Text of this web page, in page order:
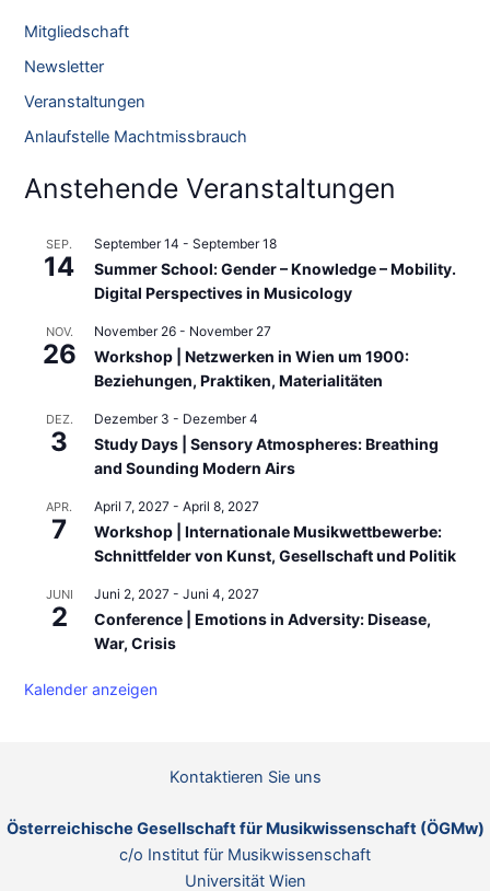
c
h
Mitgliedschaft
Newsletter
Veranstaltungen
Anlaufstelle Machtmissbrauch
Anstehende Veranstaltungen
SEP.
14
September 14 -September 18
Summer School: Gender – Knowledge – Mobility.
Digital Perspectives in Musicology
NOV.
26
November 26 - November 27
Workshop | Netzwerken in Wien um 1900:
Beziehungen, Praktiken, Materialitäten
DEZ.
3
Dezember 3 - Dezember 4
Study Days | Sensory Atmospheres: Breathing
and Sounding Modern Airs
APR.
7
April 7, 2027 -April 8, 2027
Workshop | Internationale Musikwettbewerbe:
Schnittfelder von Kunst, Gesellschaft und Politik
JUNI
2
Juni 2, 2027 -Juni 4, 2027
Conference | Emotions in Adversity: Disease,
War, Crisis
Kalender anzeigen
Kontaktieren Sie uns
Österreichische Gesellschaft für Musikwissenschaft (ÖGMw)
c/o Institut für Musikwissenschaft
Universität Wien